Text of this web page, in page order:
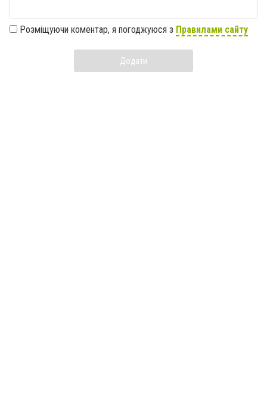
Розміщуючи коментар, я погоджуюся з Правилами сайту
Додати